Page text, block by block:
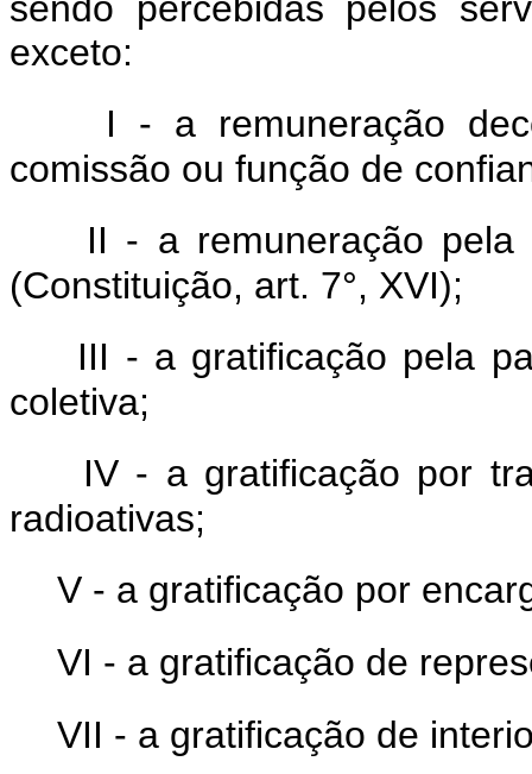
exceto:
I - a remuneração
comissão ou função de
II - a remuneração pela
(Constituição, art. 7°, XVI);
III - a gratificação pela
coletiva;
IV - a gratificação por
radioativas;
V - a gratificação por
VI - a gratificação de
VII - a gratificação de